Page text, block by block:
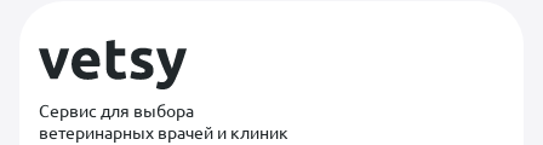
Сервис для выбора
ветеринарных врачей и клиник